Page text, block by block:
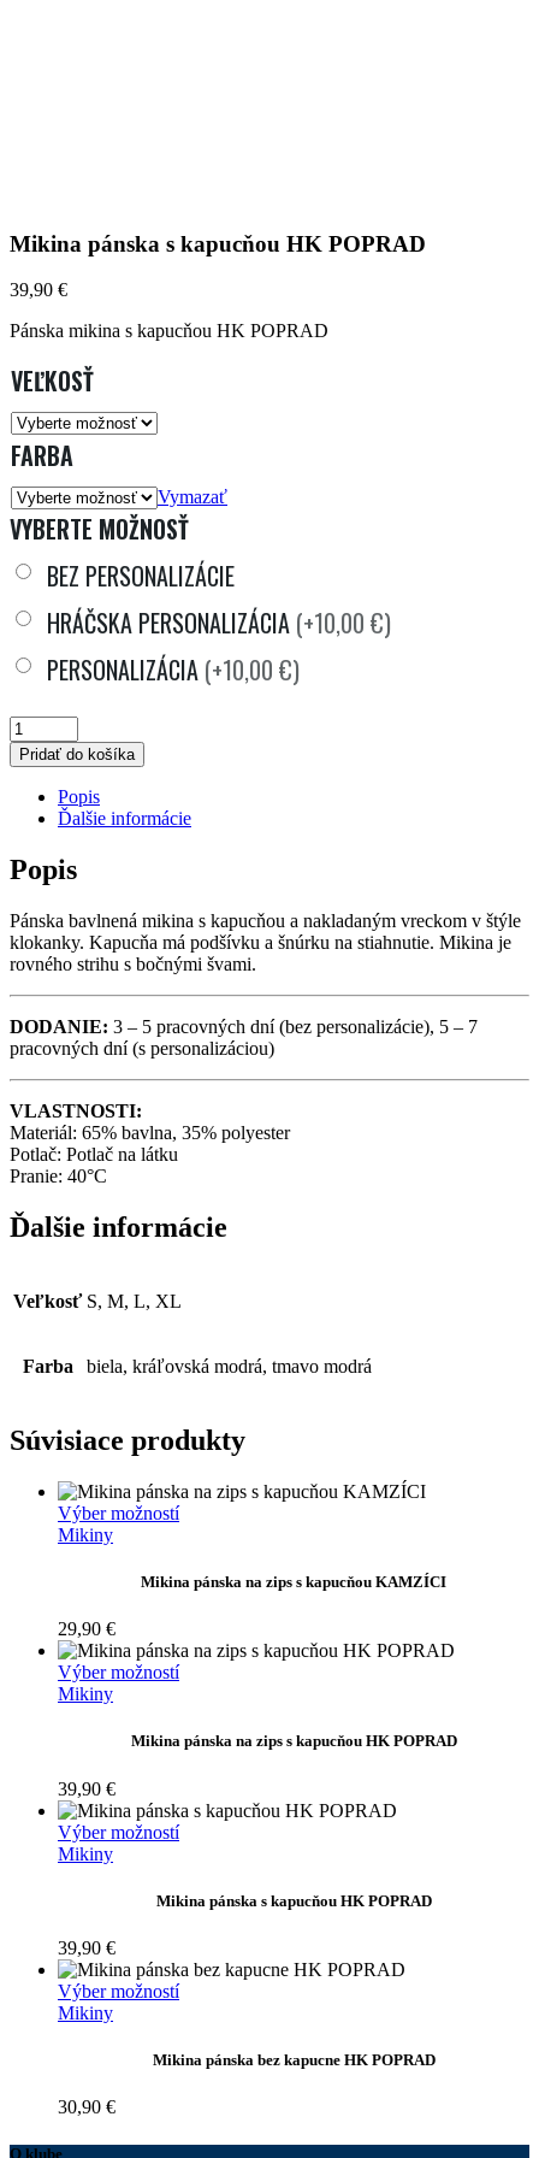
Mikina pánska s kapucňou HK POPRAD
39,90 €
Pánska mikina s kapucňou HK POPRAD
VEĽKOSŤ
FARBA
Vymazať
VYBERTE MOŽNOSŤ
BEZ PERSONALIZÁCIE
HRÁČSKA PERSONALIZÁCIA (+10,00 €)
PERSONALIZÁCIA (+10,00 €)
MIKINA
PÁNSKA
HK
POPRAD
QUANTITY
Pridať do košíka
Popis
Ďalšie informácie
Popis
Pánska bavlnená mikina s kapucňou a nakladaným vreckom v štýle
klokanky. Kapucňa má podšívku a šnúrku na stiahnutie. Mikina je
rovného strihu s bočnými švami.
DODANIE: 3 – 5 pracovných dní (bez personalizácie), 5 – 7
pracovných dní (s personalizáciou)
VLASTNOSTI:
Materiál: 65% bavlna, 35% polyester
Potlač: Potlač na látku
Pranie: 40°C
Ďalšie informácie
Veľkosť S, M, L, XL
Farba biela, kráľovská modrá, tmavo modrá
Súvisiace produkty
Výber možnostíTento
viacero
môžete
vybrať
produktu.
Mikiny
Mikina pánska na zips s kapucňou KAMZÍCI
29,90 €
Výber možnostíTento
viacero
môžete
vybrať
produktu.
Mikiny
Mikina pánska na zips s kapucňou HK POPRAD
39,90 €
Výber možnostíTento
viacero
môžete
vybrať
produktu.
Mikiny
Mikina pánska s kapucňou HK POPRAD
39,90 €
Výber možnostíTento
viacero
môžete
Mikiny
Mikina pánska bez kapucne HK POPRAD
30,90 €
O klube